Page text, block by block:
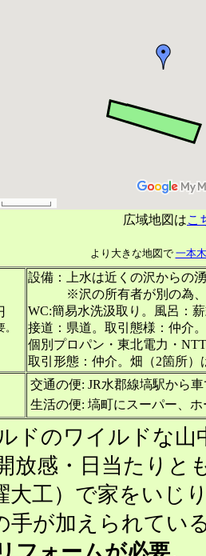
広域地図はこ
より大きな地図で 一本
設備：上水は近くの沢からの
※沢の所有者が別の為、
WC:簡易水洗汲取り。風呂：
接道：県道。取引態様：仲介
個別プロパン・東北電力・
取引形態：仲介。畑（2箇所
交通の便: JR水郡線塙駅から車
生活の便: 塙町にスーパー、
ドのワイルドな山
放感・日当たりと
大工）で家をいじ
手が加えられてい